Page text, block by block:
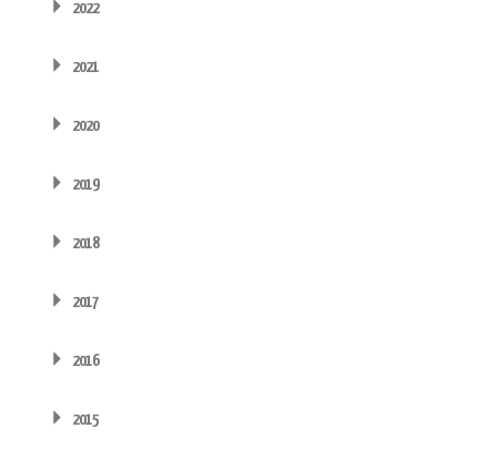
2022
2021
2020
2019
2018
2017
2016
2015